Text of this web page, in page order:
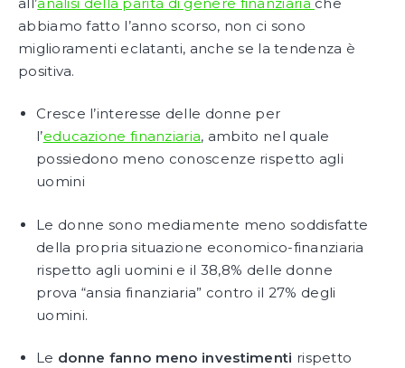
abbiamo fatto l’anno scorso, non ci sono
miglioramenti eclatanti, anche se la tendenza è
positiva.
Cresce l’interesse delle donne per
l’educazione finanziaria, ambito nel quale
possiedono meno conoscenze rispetto agli
uomini
Le donne sono mediamente meno soddisfatte
della propria situazione economico-finanziaria
rispetto agli uomini e il 38,8% delle donne
prova “ansia finanziaria” contro il 27% degli
uomini.
Le donne fanno meno investimenti rispetto